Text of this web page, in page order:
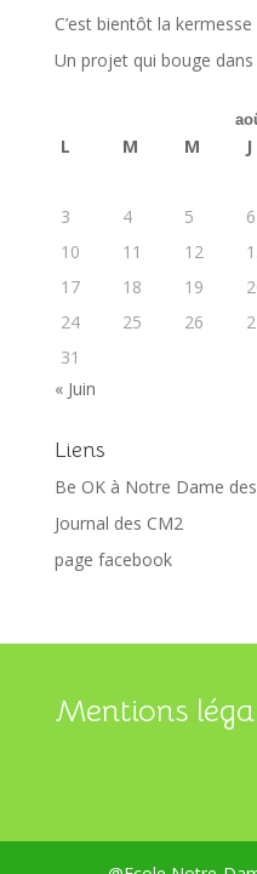
C’est bientôt la kermesse
Un projet qui bouge dans
L M M J
3
4 5 6
10
11 12
17
18 19
24
25 26
31
« Juin
Liens
Be OK à Notre Dame
Journal des CM2
page facebook
Mentions